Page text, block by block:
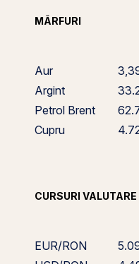
MĂRFURI
Aur
Argint
Petrol Brent
Cupru
CURSURI VALUTARE
EUR/RON